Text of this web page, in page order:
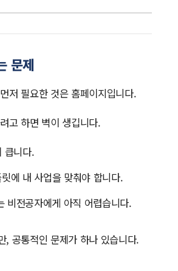
문제
저 필요한 것은 홈페이지입니다.
고 하면 벽이 생깁니다.
큽니다.
에 내 사업을 맞춰야 합니다.
비전공자에게 아직 어렵습니다.
, 공통적인 문제가 하나 있습니다.